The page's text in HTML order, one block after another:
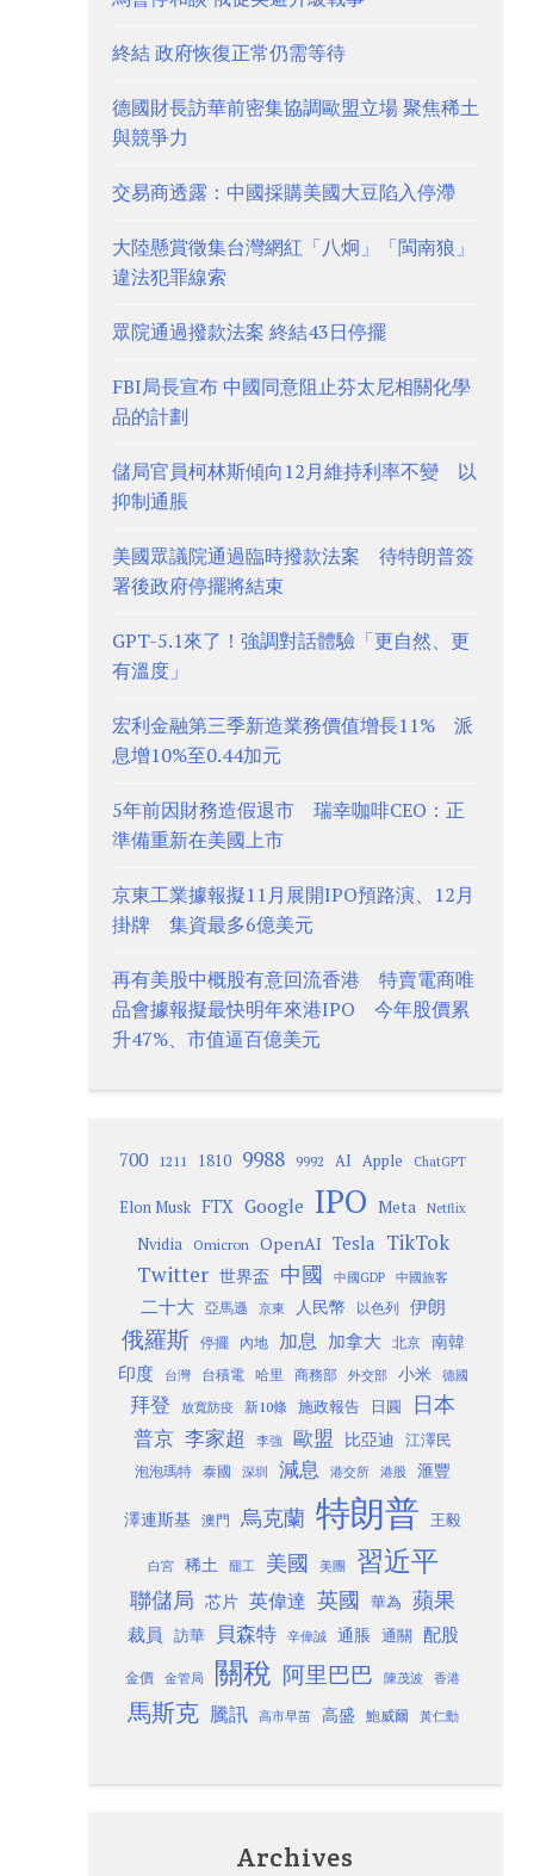
終結 政府恢復正常仍需等待
德國財長訪華前密集協調歐盟立場 聚焦稀土
與競爭力
交易商透露：中國採購美國大豆陷入停滯
大陸懸賞徵集台灣網紅「八炯」「閩南狼」
違法犯罪線索
眾院通過撥款法案 終結43日停擺
FBI局長宣布 中國同意阻止芬太尼相關化學
品的計劃
儲局官員柯林斯傾向12月維持利率不變 以
抑制通脹
美國眾議院通過臨時撥款法案 待特朗普簽
署後政府停擺將結束
GPT-5.1來了！強調對話體驗「更自然、更
有溫度」
宏利金融第三季新造業務價值增長11% 派
息增10%至0.44加元
5年前因財務造假退市 瑞幸咖啡CEO：正
準備重新在美國上市
京東工業據報擬11月展開IPO預路演、12月
掛牌 集資最多6億美元
再有美股中概股有意回流香港 特賣電商唯
品會據報擬最快明年來港IPO 今年股價累
升47%、市值逼百億美元
700 1211 1810 9988 9992 AI Apple ChatGPT
Elon Musk FTX Google IPO Meta Netflix
Nvidia Omicron OpenAI Tesla TikTok
Twitter 世界盃 中國 中國GDP 中國旅客
二十大 亞馬遜 京東 人民幣 以色列 伊朗
俄羅斯 停擺 內地 加息 加拿大 北京
南韓
印度
台灣 台積電 哈里 商務部 外交部 小米 德國
拜登 放寬防疫 新10條 施政報告 日圓 日本
普京 李家超 李強 歐盟 比亞迪 江澤民
泡泡瑪特 泰國 深圳 減息 港交所 港股 滙豐
澤連斯基 澳門 烏克蘭 特朗普 王毅
白宮 稀土 罷工 美國 美團 習近平
聯儲局 芯片 英偉達 英國 華為 蘋果
裁員 訪華 貝森特 辛偉誠 通脹 通關 配股
金價 金管局 關稅 阿里巴巴 陳茂波 香港
馬斯克 騰訊 高市早苗 高盛 鮑威爾 黃仁勳
Archives